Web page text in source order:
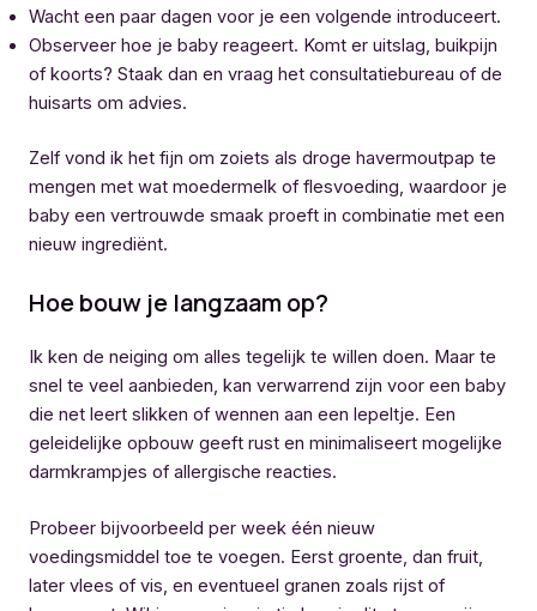
Wacht een paar dagen voor je een volgende introduceert.
Observeer hoe je baby reageert. Komt er uitslag, buikpijn
of koorts? Staak dan en vraag het consultatiebureau of de
huisarts om advies.
Zelf vond ik het fijn om zoiets als droge havermoutpap te
mengen met wat moedermelk of flesvoeding, waardoor je
baby een vertrouwde smaak proeft in combinatie met een
nieuw ingrediënt.
Hoe bouw je langzaam op?
Ik ken de neiging om alles tegelijk te willen doen. Maar te
snel te veel aanbieden, kan verwarrend zijn voor een baby
die net leert slikken of wennen aan een lepeltje. Een
geleidelijke opbouw geeft rust en minimaliseert mogelijke
darmkrampjes of allergische reacties.
Probeer bijvoorbeeld per week één nieuw
voedingsmiddel toe te voegen. Eerst groente, dan fruit,
later vlees of vis, en eventueel granen zoals rijst of